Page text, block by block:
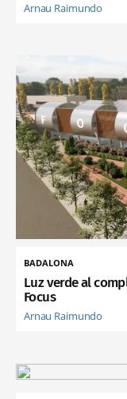
Arnau Raimundo
BADALONA
Luz verde al
Focus
Arnau Raimundo